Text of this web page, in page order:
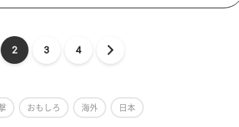
2 3 4
おもしろ 海外 日本